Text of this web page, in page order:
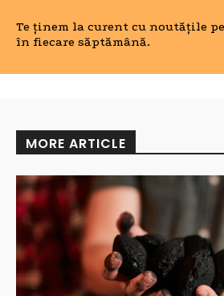
Te ținem la curent cu noutățile
în fiecare săptămână.
MORE ARTICLE